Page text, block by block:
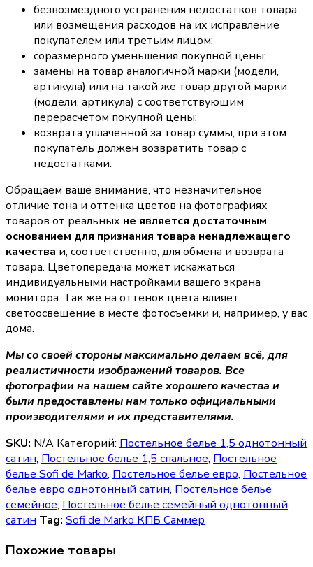
безвозмездного устранения недостатков товара
или возмещения расходов на их исправление
покупателем или третьим лицом;
соразмерного уменьшения покупной цены;
замены на товар аналогичной марки (модели,
артикула) или на такой же товар другой марки
(модели, артикула) с соответствующим
перерасчетом покупной цены;
возврата уплаченной за товар суммы, при этом
покупатель должен возвратить товар с
недостатками.
Обращаем ваше внимание, что незначительное
отличие тона и оттенка цветов на фотографиях
товаров от реальных не является достаточным
основанием для признания товара ненадлежащего
качества и, соответственно, для обмена и возврата
товара. Цветопередача может искажаться
индивидуальными настройками вашего экрана
монитора. Так же на оттенок цвета влияет
светоосвещение в месте фотосъемки и, например, у вас
дома.
Мы со своей стороны максимально делаем всё, для
реалистичности изображений товаров. Все
фотографии на нашем сайте хорошего качества и
были предоставлены нам только официальными
производителями и их представителями.
SKU: N/A Категорий: Постельное белье 1,5 однотонный
сатин, Постельное белье 1,5 спальное, Постельное
белье Sofi de Marko, Постельное белье евро, Постельное
белье евро однотонный сатин, Постельное белье
семейное, Постельное белье семейный однотонный
сатин Tag: Sofi de Marko КПБ Саммер
Похожие товары